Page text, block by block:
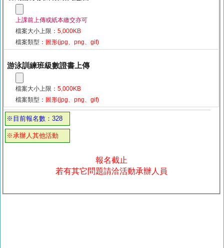
上課前上傳或紙本繳交亦可
檔案大小上限： 5,000KB
檔案類型： 圖形(jpg、png、gif)
游泳訓練班級數證書上傳
檔案大小上限： 5,000KB
檔案類型： 圖形(jpg、png、gif)
※目前報名數：328
※承辦人其他活動
報名截止
若有其它問題請洽活動承辦人員